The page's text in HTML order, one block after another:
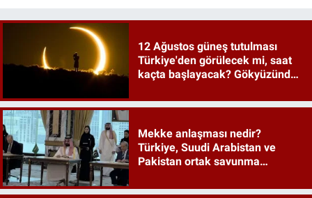
12 Ağustos güneş tutulması
Türkiye'den görülecek mi, saat
kaçta başlayacak? Gökyüzünde
Mekke anlaşması nedir?
Türkiye, Suudi Arabistan ve
Pakistan ortak savunma